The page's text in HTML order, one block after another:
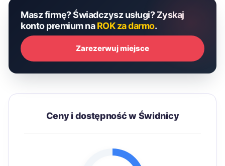
Masz firmę? Świadczysz usługi? Zyskaj
konto premium naROK za darmo.
Zarezerwuj miejsce
Ceny i dostępność w Świdnicy